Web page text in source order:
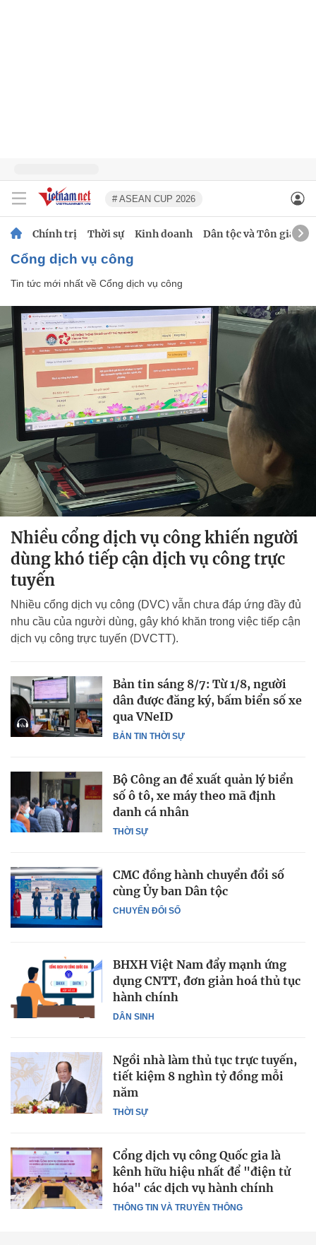
# ASEAN CUP 2026
Chính trị Thời sự Kinh doanh Dân tộc và Tôn giáo
Cổng dịch vụ công
Tin tức mới nhất về Cổng dịch vụ công
Nhiều cổng dịch vụ công khiến người
dùng khó tiếp cận dịch vụ công trực
tuyến
Nhiều cổng dịch vụ công (DVC) vẫn chưa đáp ứng đầy đủ
nhu cầu của người dùng, gây khó khăn trong việc tiếp cận
dịch vụ công trực tuyến (DVCTT).
BẢN TIN THỜI SỰ
Bản tin sáng 8/7: Từ 1/8, người
dân được đăng ký, bấm biển số xe
qua VNeID
THỜI SỰ
Bộ Công an đề xuất quản lý biển
số ô tô, xe máy theo mã định
danh cá nhân
CHUYỂN ĐỔI SỐ
CMC đồng hành chuyển đổi số
cùng Ủy ban Dân tộc
DÂN SINH
BHXH Việt Nam đẩy mạnh ứng
dụng CNTT, đơn giản hoá thủ tục
hành chính
THỜI SỰ
Ngồi nhà làm thủ tục trực tuyến,
tiết kiệm 8 nghìn tỷ đồng mỗi
năm
THÔNG TIN VÀ TRUYỀN THÔNG
Cổng dịch vụ công Quốc gia là
kênh hữu hiệu nhất để "điện tử
hóa" các dịch vụ hành chính